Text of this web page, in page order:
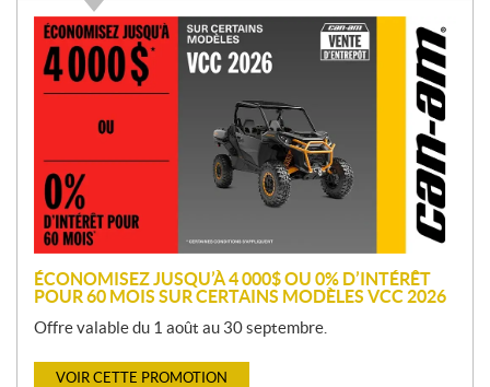
P
o
m
o
n
ÉCONOMISEZ JUSQU’À 4 000$ OU 0% D’INTÉRÊT
POUR 60 MOIS SUR CERTAINS MODÈLES VCC 2026
Offre valable du 1 août au 30 septembre.
VOIR CETTE PROMOTION